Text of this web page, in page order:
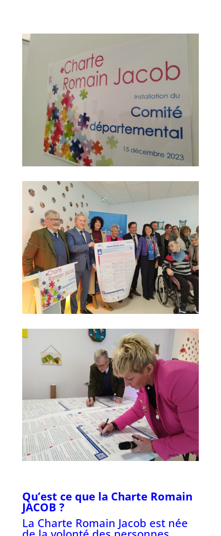
Qu’est ce que la Charte Romain
JACOB ?
La Charte Romain Jacob est née